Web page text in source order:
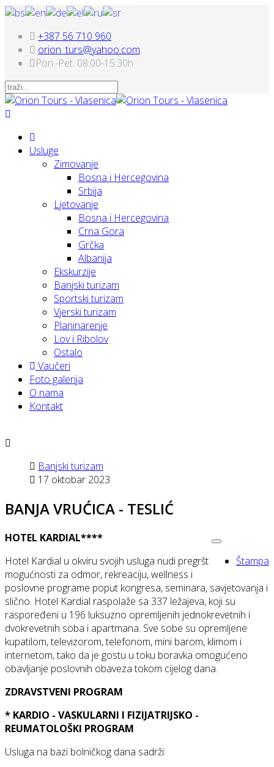
+387 56 710 960
orion_turs@yahoo.com
Pon.-Pet. 08:00-15:30h
Usluge
Zimovanje
Bosna i Hercegovina
Srbija
Ljetovanje
Bosna i Hercegovina
Crna Gora
Grčka
Albanija
Ekskurzije
Banjski turizam
Sportski turizam
Vjerski turizam
Planinarenje
Lov i Ribolov
Ostalo
Vaučeri
Foto galerija
O nama
Kontakt
Banjski turizam
17 oktobar 2023
BANJA VRUĆICA - TESLIĆ
Štampa
HOTEL KARDIAL****
Hotel Kardial u okviru svojih usluga nudi pregršt
mogućnosti za odmor, rekreaciju, wellness i
poslovne programe poput kongresa, seminara, savjetovanja i
slično. Hotel Kardial raspolaže sa 337 ležajeva, koji su
raspoređeni u 196 luksuzno opremljenih jednokrevetnih i
dvokrevetnih soba i apartmana. Sve sobe su opremljene
kupatilom, televizorom, telefonom, mini barom, klimom i
internetom, tako da je gostu u toku boravka omogućeno
obavljanje poslovnih obaveza tokom cijelog dana.
ZDRAVSTVENI PROGRAM
* KARDIO - VASKULARNI I FIZIJATRIJSKO -
REUMATOLOŠKI PROGRAM
Usluga na bazi bolničkog dana sadrži: